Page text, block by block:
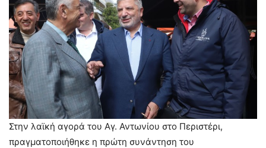
Στην λαϊκή αγορά του Αγ. Αντωνίου στο Περιστέρι,
πραγματοποιήθηκε η πρώτη συνάντηση του